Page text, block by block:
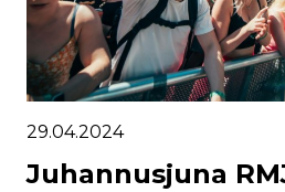
29.04.2024
Juhannusjuna